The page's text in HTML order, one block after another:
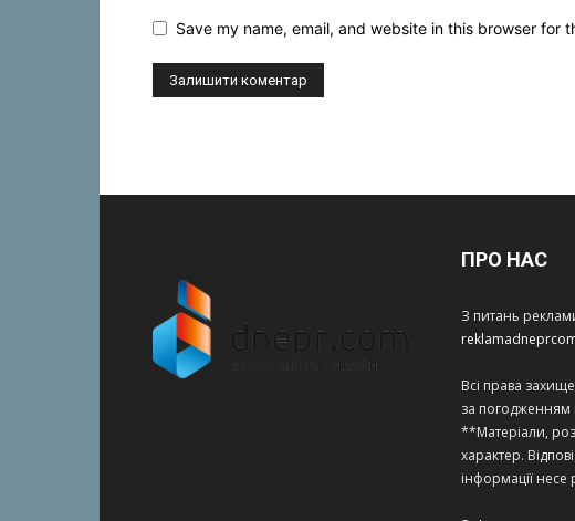
Save my name, email, and website in this browser for
ПРО НАС
З питань
Всі права
за погодженням
**Матеріали,
характер.
інформації